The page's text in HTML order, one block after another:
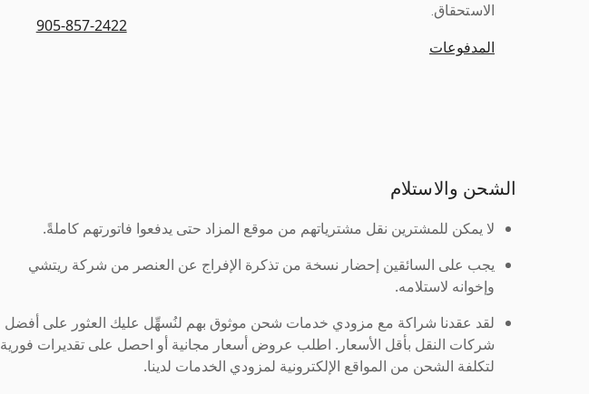
الاستحقاق.
المدفوعات
905-857-2422
الشحن والاستلام
لا يمكن للمشترين نقل مشترياتهم من موقع المزاد حتى يدفعوا فاتورتهم كاملةً.
يجب على السائقين إحضار نسخة من تذكرة الإفراج عن العنصر من شركة ريتشي
وإخوانه لاستلامه.
لقد عقدنا شراكة مع مزودي خدمات شحن موثوق بهم لنُسهِّل عليك العثور على أفضل
شركات النقل بأقل الأسعار. اطلب عروض أسعار مجانية أو احصل على تقديرات فورية
لتكلفة الشحن من المواقع الإلكترونية لمزودي الخدمات لدينا.